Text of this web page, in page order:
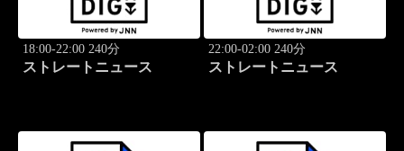
18:00-22:00 240分
ストレートニュース
22:00-02:00 240分
ストレートニュース